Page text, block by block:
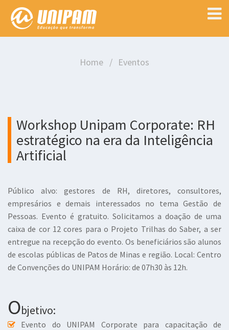
Home Eventos
Workshop Unipam Corporate: RH
estratégico na era da Inteligência
Artificial
Público alvo: gestores de RH, diretores, consultores,
empresários e demais interessados no tema Gestão de
Pessoas. Evento é gratuito. Solicitamos a doação de uma
caixa de cor 12 cores para o Projeto Trilhas do Saber, a ser
entregue na recepção do evento. Os beneficiários são alunos
de escolas públicas de Patos de Minas e região. Local: Centro
de Convenções do UNIPAM Horário: de 07h30 às 12h.
Objetivo:
Evento do UNIPAM Corporate para capacitação de